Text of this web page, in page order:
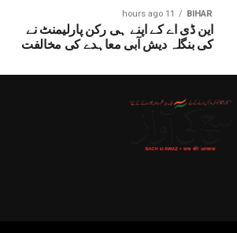
BIHAR
11 hours ago
این ڈی اے کے اپنے ہی رکن پارلیمنٹ نے
کی بنگلہ دیش آبی معاہدے کی مخالفت